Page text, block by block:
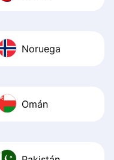
Noruega
Omán